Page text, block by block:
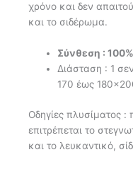
χρόνο και δεν
και το σιδέρωμα.
Σύνθεση :
Διάσταση : 1
170 έως
Oδηγίες πλυσίματος
επιτρέπεται το
και το λευκαντικό,